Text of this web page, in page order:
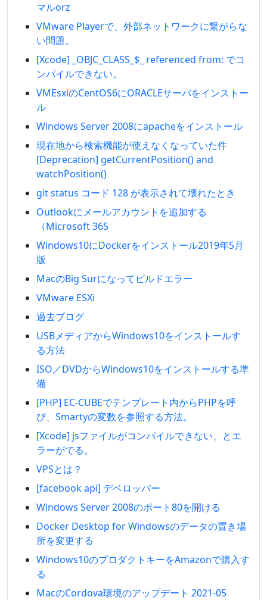
マルorz
VMware Playerで、外部ネットワークに繋がらな
い問題。
[Xcode] _OBJC_CLASS_$_ referenced from: でコ
ンパイルできない。
VMEsxiのCentOS6にORACLEサーバをインストー
ル
Windows Server 2008にapacheをインストール
現在地から検索機能が使えなくなっていた件
[Deprecation] getCurrentPosition() and
watchPosition()
git status コード 128 が表示されて壊れたとき
Outlookにメールアカウントを追加する
（Microsoft 365
Windows10にDockerをインストール2019年5月
版
MacのBig Surになってビルドエラー
VMware ESXi
過去ブログ
USBメディアからWindows10をインストールす
る方法
ISO／DVDからWindows10をインストールする準
備
[PHP] EC-CUBEでテンプレート内からPHPを呼
び、Smartyの変数を参照する方法。
[Xcode] jsファイルがコンパイルできない、とエ
ラーがでる。
VPSとは？
[facebook api] デベロッパー
Windows Server 2008のポート80を開ける
Docker Desktop for Windowsのデータの置き場
所を変更する
Windows10のプロダクトキーをAmazonで購入す
る
MacのCordova環境のアップデート 2021-05